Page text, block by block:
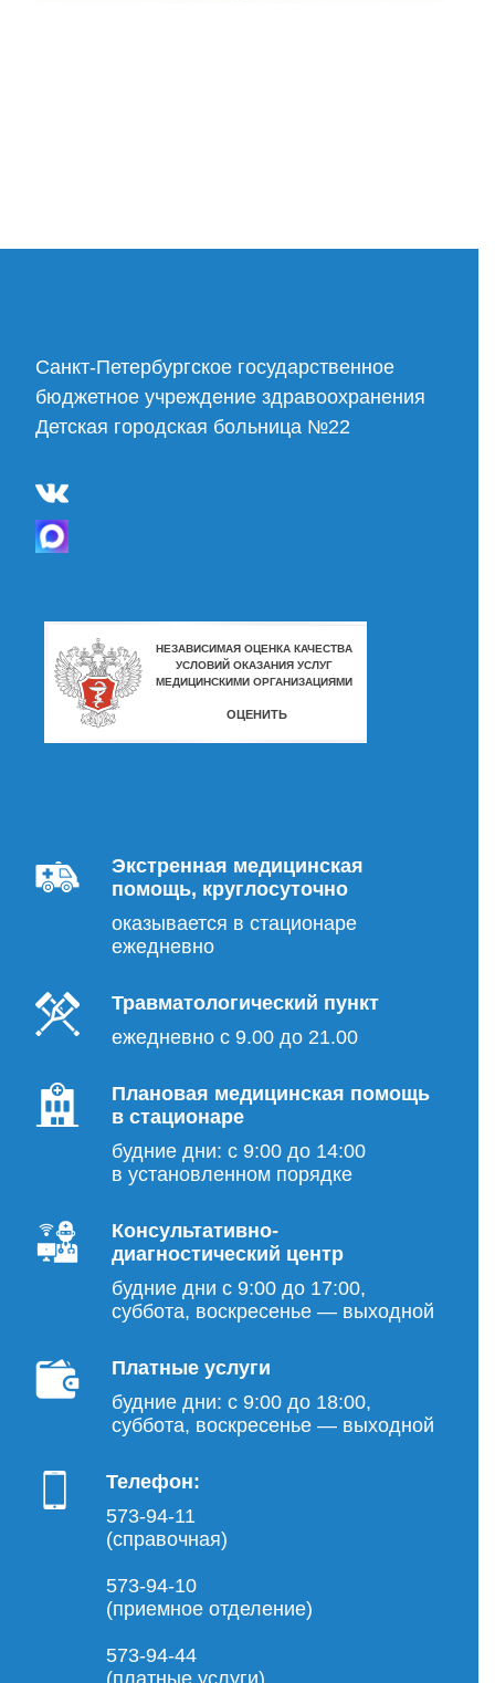
Cанкт-Петербургское государственное
бюджетное учреждение здравоохранения
Детская городская больница №22
Экстренная медицинская
помощь, круглосуточно
оказывается в стационаре
ежедневно
Травматологический пункт
ежедневно с 9.00 до 21.00
Плановая медицинская помощь
в стационаре
будние дни: с 9:00 до 14:00
в установленном порядке
Консультативно-
диагностический центр
будние дни с 9:00 до 17:00,
суббота, воскресенье — выходной
Платные услуги
будние дни: с 9:00 до 18:00,
суббота, воскресенье — выходной
Телефон:
573-94-11
(справочная)
573-94-10
(приемное отделение)
573-94-44